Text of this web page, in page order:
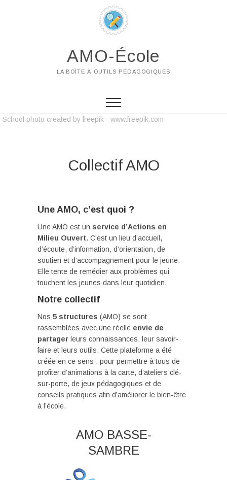
AMO-École
LA BOÎTE À OUTILS PÉDAGOGIQUES
School photo created by freepik - www.freepik.com
Collectif AMO
Une AMO, c’est quoi ?
Une AMO est un service d’Actions en
Milieu Ouvert. C’est un lieu d’accueil,
d’écoute, d’information, d’orientation, de
soutien et d’accompagnement pour le jeune.
Elle tente de remédier aux problèmes qui
touchent les jeunes dans leur quotidien.
Notre collectif
Nos 5 structures (AMO) se sont
rassemblées avec une réelle envie de
partager leurs connaissances, leur savoir-
faire et leurs outils. Cette plateforme a été
créée en ce sens : pour permettre à tous de
profiter d’animations à la carte, d’ateliers clé-
sur-porte, de jeux pédagogiques et de
conseils pratiques afin d’améliorer le bien-être
à l’école.
AMO BASSE-
SAMBRE